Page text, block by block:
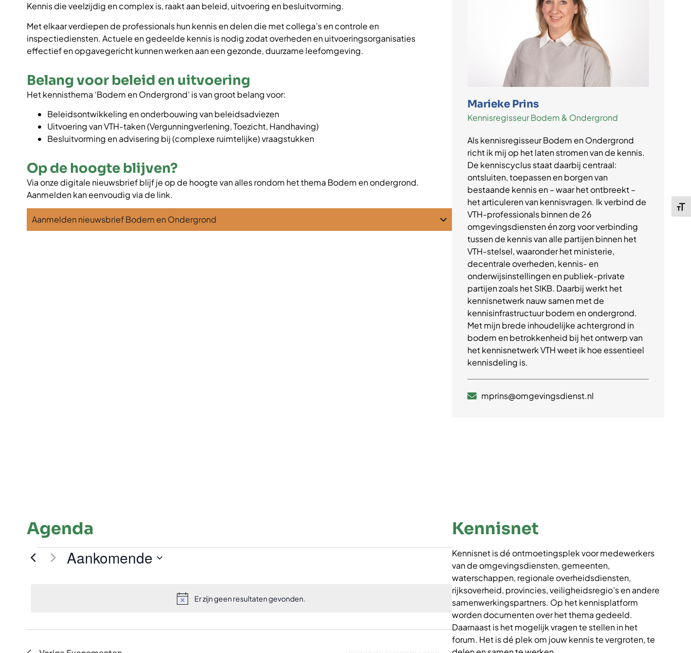
Kennis die veelzijdig en complex is, raakt aan beleid, uitvoering en besluitvorming.
Met elkaar verdiepen de professionals hun kennis en delen die met collega’s en controle en
inspectiediensten. Actuele en gedeelde kennis is nodig zodat overheden en uitvoeringsorganisaties
effectief en opgavegericht kunnen werken aan een gezonde, duurzame leefomgeving.
Belang voor beleid en uitvoering
Het kennisthema ‘Bodem en Ondergrond’ is van groot belang voor:
Beleidsontwikkeling en onderbouwing van beleidsadviezen
Uitvoering van VTH-taken (Vergunningverlening, Toezicht, Handhaving)
Besluitvorming en advisering bij (complexe ruimtelijke) vraagstukken
Op de hoogte blijven?
Via onze digitale nieuwsbrief blijf je op de hoogte van alles rondom het thema Bodem en ondergrond.
Aanmelden kan eenvoudig via de link.
Aanmelden nieuwsbrief Bodem en Ondergrond
Marieke Prins
Kennisregisseur Bodem & Ondergrond
Als kennisregisseur Bodem en Ondergrond
richt ik mij op het laten stromen van de kennis.
De kenniscyclus staat daarbij centraal:
ontsluiten, toepassen en borgen van
bestaande kennis en – waar het ontbreekt –
het articuleren van kennisvragen. Ik verbind de
VTH-professionals binnen de 26
omgevingsdiensten én zorg voor verbinding
tussen de kennis van alle partijen binnen het
VTH-stelsel, waaronder het ministerie,
decentrale overheden, kennis- en
onderwijsinstellingen en publiek-private
partijen zoals het SIKB. Daarbij werkt het
kennisnetwerk nauw samen met de
kennisinfrastructuur bodem en ondergrond.
Met mijn brede inhoudelijke achtergrond in
bodem en betrokkenheid bij het ontwerp van
het kennisnetwerk VTH weet ik hoe essentieel
kennisdeling is.
mprins@omgevingsdienst.nl
Agenda
Bericht
Er zijn geen resultaten gevonden.
Aankomende
Kennisnet
Kennisnet is dé ontmoetingsplek voor medewerkers
van de omgevingsdiensten, gemeenten,
waterschappen, regionale overheidsdiensten,
rijksoverheid, provincies, veiligheidsregio’s en andere
samenwerkingspartners. Op het kennisplatform
worden documenten over het thema gedeeld.
Daarnaast is het mogelijk vragen te stellen in het
forum. Het is dé plek om jouw kennis te vergroten, te